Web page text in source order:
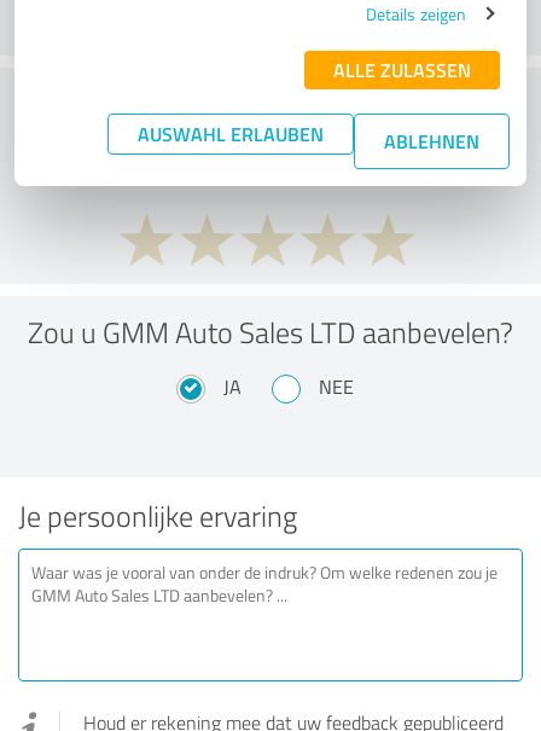
Details zeigen
ALLE ZULASSEN
AUSWAHL ERLAUBEN ABLEHNEN
Wat vind je van de prijs-
prestatieverhouding?
Zou u GMM Auto Sales LTD aanbevelen?
JA NEE
Je persoonlijke ervaring
Houd er rekening mee dat uw feedback gepubliceerd